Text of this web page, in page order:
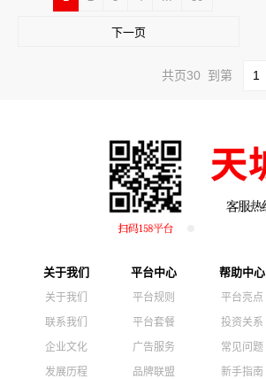
下一页
共页30 到第
关于我们
关于我们
联系我们
企业文化
发展历程
平台中心
平台规则
平台套餐
广告服务
品牌联盟
帮助中心
平台亮点
投资关系
常见问题
新手指南